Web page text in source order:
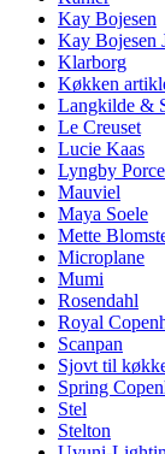
Kay Bojesen
Kay Bojesen
Klarborg
Køkken
Langkilde &
Le Creuset
Lucie Kaas
Lyngby
Mauviel
Maya Soele
Mette
Microplane
Mumi
Rosendahl
Royal
Scanpan
Sjovt til
Spring
Stel
Stelton